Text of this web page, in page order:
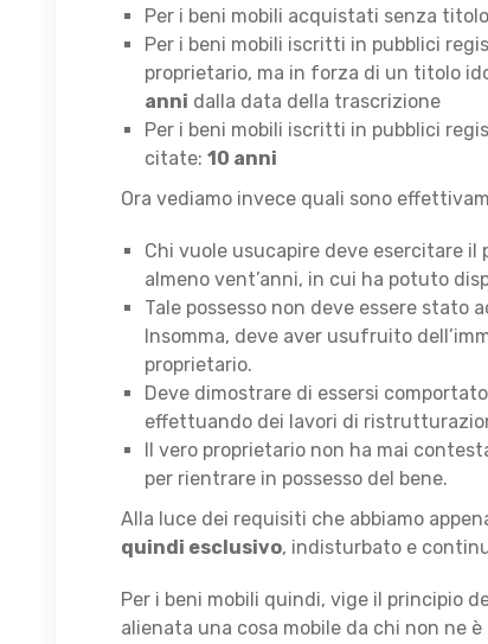
Per i beni mobili acquistati senza
Per i beni mobili iscritti in pubblici
proprietario, ma in forza di un titolo
anni dalla data della trascrizione
Per i beni mobili iscritti in pubblici
citate: 10 anni
Ora vediamo invece quali sono
Chi vuole usucapire deve esercitare il
almeno vent’anni, in cui ha potuto
Tale possesso non deve essere
Insomma, deve aver usufruito
proprietario.
Deve dimostrare di essersi
effettuando dei lavori di
Il vero proprietario non ha mai
per rientrare in possesso del bene.
Alla luce dei requisiti che abbiamo
quindi esclusivo, indisturbato e
Per i beni mobili quindi, vige il principio
alienata una cosa mobile da chi non ne